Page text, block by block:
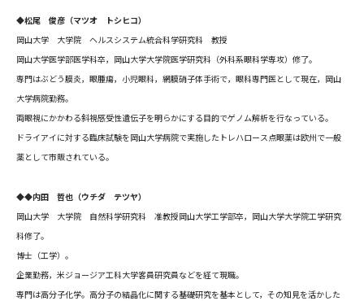
◆松尾 俊彦（マツオ トシヒコ）
岡山大学 大学院 ヘルスシステム統合科学研究科 教授
岡山大学医学部医学科卒，岡山大学大学院医学研究科（外科系眼科学専攻）修了。
専門はぶどう膜炎，眼腫瘍，小児眼科，網膜硝子体手術で，眼科専門医として現在，岡山
大学病院勤務。
両眼視にかかわる斜視感受性遺伝子を明らかにする目的でゲノム解析を行なっている。
ドライアイに対する臨床試験を岡山大学病院で実施したトレハロース点眼薬は欧州で一般
薬として市販されている。
◆◆内田 哲也（ウチダ テツヤ）
岡山大学 大学院 自然科学研究科 准教授岡山大学工学部卒，岡山大学大学院工学研究
科修了。
博士（工学）。
企業勤務，米ジョージア工科大学客員研究員などを経て現職。
専門は高分子化学。高分子の結晶化に関する基礎研究を基本として，その知見を活かした